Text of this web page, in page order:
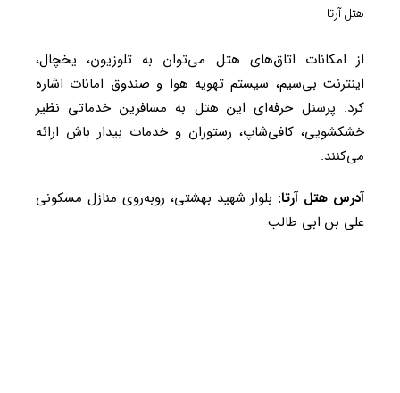
هتل آرتا
از امکانات اتاق‌های هتل می‌توان به تلوزیون، یخچال،
اینترنت بی‌سیم، سیستم تهویه هوا و صندوق امانات اشاره
کرد. پرسنل حرفه‌ای این هتل به مسافرین خدماتی نظیر
خشکشویی، کافی‌شاپ، رستوران و خدمات بیدار باش ارائه
می‌کنند.
آدرس هتل آرتا: بلوار شهید بهشتی، روبه‌روی منازل مسکونی
علی بن ابی طالب